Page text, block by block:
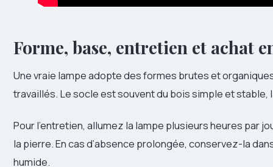
Forme, base, entretien et achat
Une vraie lampe adopte des formes brutes et
travaillés. Le socle est souvent du bois simple et stable,
Pour l’entretien, allumez la lampe plusieurs heures par
la pierre. En cas d’absence prolongée, conservez-la
humide.